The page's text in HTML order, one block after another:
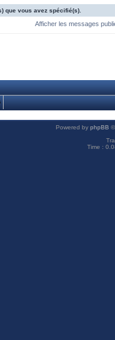
que vous avez spécifié(s).
Afficher les messages
Powered by phpBB
Time :